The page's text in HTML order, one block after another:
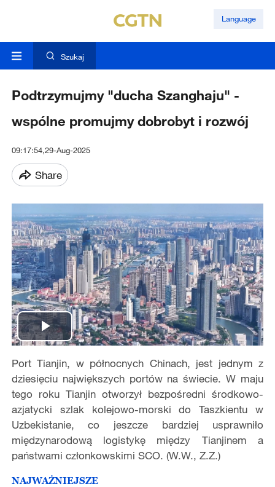
Language
Szukaj
Podtrzymujmy "ducha Szanghaju" -
wspólne promujmy dobrobyt i rozwój
09:17:54,29-Aug-2025
Share
Play
Video
Port Tianjin, w północnych Chinach, jest jednym z
dziesięciu największych portów na świecie. W maju
tego roku Tianjin otworzył bezpośredni środkowo-
azjatycki szlak kolejowo-morski do Taszkientu w
Uzbekistanie, co jeszcze bardziej usprawniło
międzynarodową logistykę między Tianjinem a
państwami członkowskimi SCO. (W.W., Z.Z.)
NAJWAŻNIEJSZE